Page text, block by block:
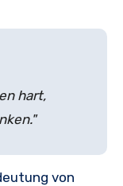
hart,
von